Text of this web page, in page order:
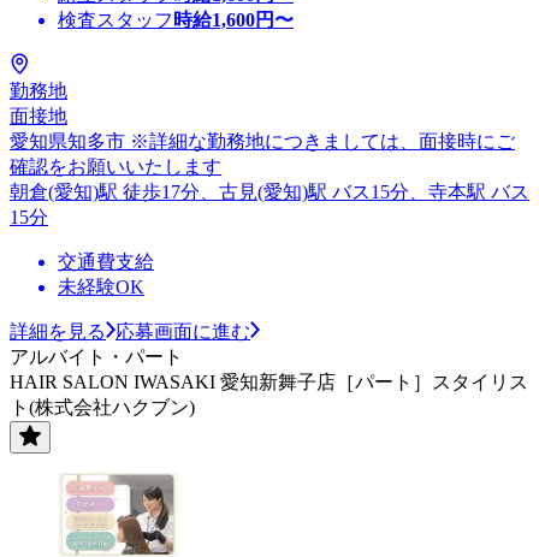
検査スタッフ 時給1,600円〜
勤務地
面接地
愛知県知多市 ※詳細な勤務地につきましては、面接時にご
確認をお願いいたします
朝倉(愛知)駅 徒歩17分、古見(愛知)駅 バス15分、寺本駅 バス
15分
交通費支給
未経験OK
詳細を見る
応募画面に進む
アルバイト・パート
HAIR SALON IWASAKI 愛知新舞子店［パート］スタイリス
ト(株式会社ハクブン)